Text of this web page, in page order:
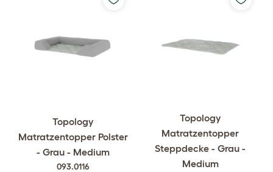
Topology
Matratzentopper Polster
- Grau - Medium
093.0116
Topology
Matratzentopper
Steppdecke - Grau -
Medium